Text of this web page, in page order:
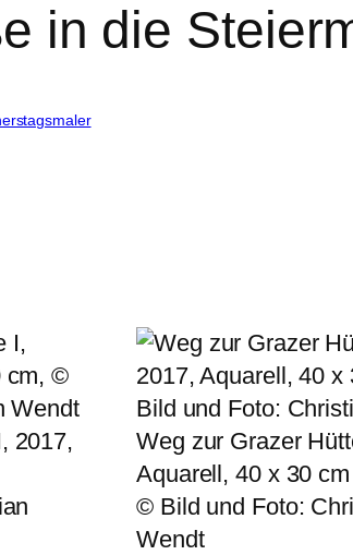
in die
2017,
Weg zur Grazer
Aquarell, 40 x 30 cm
© Bild und Foto:
Wendt